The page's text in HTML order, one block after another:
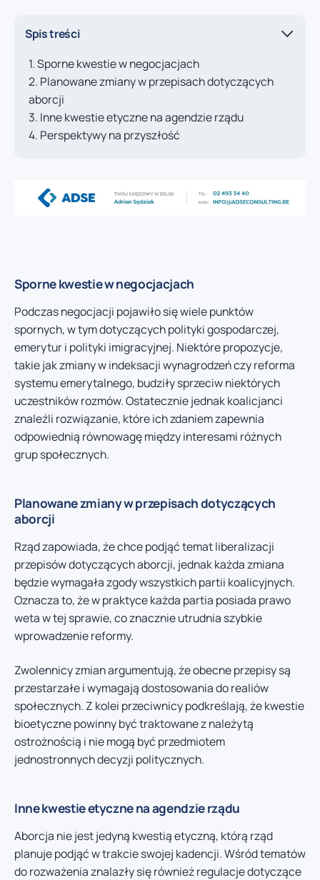
Spis treści
Sporne kwestie w negocjacjach
Planowane zmiany w przepisach dotyczących
aborcji
Inne kwestie etyczne na agendzie rządu
Perspektywy na przyszłość
Sporne kwestie w negocjacjach
Podczas negocjacji pojawiło się wiele punktów
spornych, w tym dotyczących polityki gospodarczej,
emerytur i polityki imigracyjnej. Niektóre propozycje,
takie jak zmiany w indeksacji wynagrodzeń czy reforma
systemu emerytalnego, budziły sprzeciw niektórych
uczestników rozmów. Ostatecznie jednak koalicjanci
znaleźli rozwiązanie, które ich zdaniem zapewnia
odpowiednią równowagę między interesami różnych
grup społecznych.
Planowane zmiany w przepisach dotyczących
aborcji
Rząd zapowiada, że chce podjąć temat liberalizacji
przepisów dotyczących aborcji, jednak każda zmiana
będzie wymagała zgody wszystkich partii koalicyjnych.
Oznacza to, że w praktyce każda partia posiada prawo
weta w tej sprawie, co znacznie utrudnia szybkie
wprowadzenie reformy.
Zwolennicy zmian argumentują, że obecne przepisy są
przestarzałe i wymagają dostosowania do realiów
społecznych. Z kolei przeciwnicy podkreślają, że kwestie
bioetyczne powinny być traktowane z należytą
ostrożnością i nie mogą być przedmiotem
jednostronnych decyzji politycznych.
Inne kwestie etyczne na agendzie rządu
Aborcja nie jest jedyną kwestią etyczną, którą rząd
planuje podjąć w trakcie swojej kadencji. Wśród tematów
do rozważenia znalazły się również regulacje dotyczące